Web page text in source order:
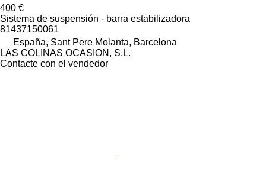
400 €
Sistema de suspensión - barra estabilizadora
81437150061
España, Sant Pere Molanta, Barcelona
LAS COLINAS OCASION, S.L.
Contacte con el vendedor